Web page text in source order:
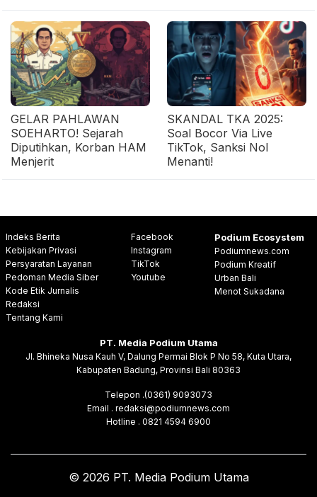
GELAR PAHLAWAN
SOEHARTO! Sejarah
Diputihkan, Korban HAM
Menjerit
SKANDAL TKA 2025:
Soal Bocor Via Live
TikTok, Sanksi Nol
Menanti!
Indeks Berita
Kebijakan Privasi
Persyaratan Layanan
Pedoman Media Siber
Kode Etik Jurnalis
Redaksi
Tentang Kami
Facebook
Instagram
TikTok
Youtube
Podium Ecosystem
Podiumnews.com
Podium Kreatif
Urban Bali
Menot Sukadana
PT. Media Podium Utama
Jl. Bhineka Nusa Kauh V, Dalung Permai Blok P No 58, Kuta Utara,
Kabupaten Badung, Provinsi Bali 80363
Telepon .(0361) 9093073
Email . redaksi@podiumnews.com
Hotline . 0821 4594 6900
© 2026 PT. Media Podium Utama